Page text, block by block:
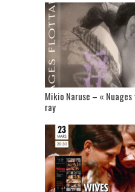
Mikio Naruse – «
ray